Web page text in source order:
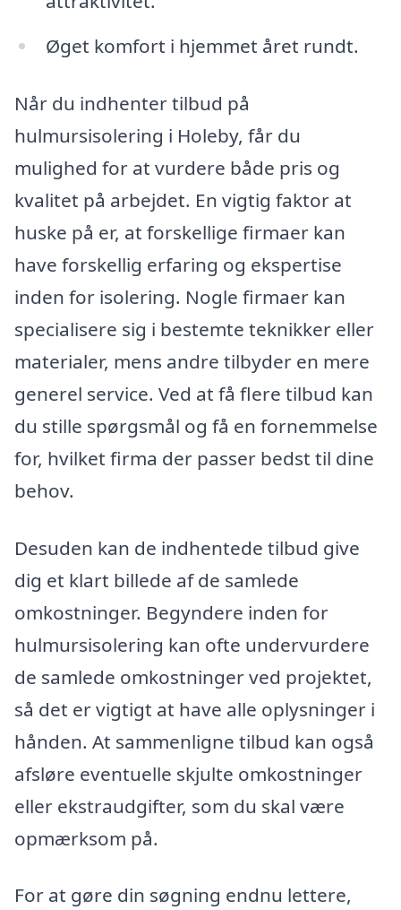
Øget komfort i hjemmet året rundt.
Når du indhenter tilbud på
hulmursisolering i Holeby, får du
mulighed for at vurdere både pris og
kvalitet på arbejdet. En vigtig faktor at
huske på er, at forskellige firmaer kan
have forskellig erfaring og ekspertise
inden for isolering. Nogle firmaer kan
specialisere sig i bestemte teknikker eller
materialer, mens andre tilbyder en mere
generel service. Ved at få flere tilbud kan
du stille spørgsmål og få en fornemmelse
for, hvilket firma der passer bedst til dine
behov.
Desuden kan de indhentede tilbud give
dig et klart billede af de samlede
omkostninger. Begyndere inden for
hulmursisolering kan ofte undervurdere
de samlede omkostninger ved projektet,
så det er vigtigt at have alle oplysninger i
hånden. At sammenligne tilbud kan også
afsløre eventuelle skjulte omkostninger
eller ekstraudgifter, som du skal være
opmærksom på.
For at gøre din søgning endnu lettere,